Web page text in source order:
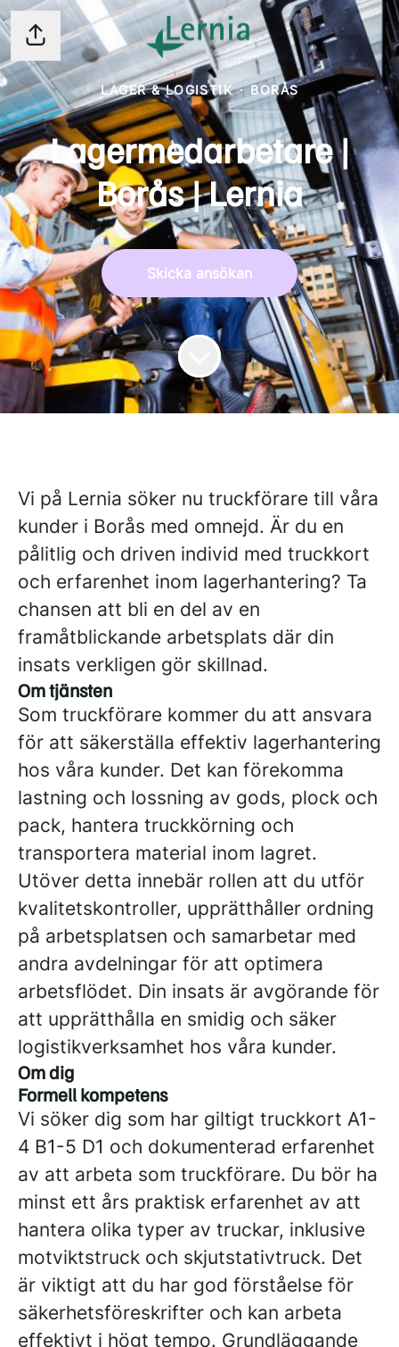
Dela sidan
LAGER & LOGISTIK · BORÅS
Lagermedarbetare |
Borås | Lernia
Skicka ansökan
Vi på Lernia söker nu truckförare till våra
kunder i Borås med omnejd. Är du en
pålitlig och driven individ med truckkort
och erfarenhet inom lagerhantering? Ta
chansen att bli en del av en
framåtblickande arbetsplats där din
insats verkligen gör skillnad.
Om tjänsten
Som truckförare kommer du att ansvara
för att säkerställa effektiv lagerhantering
hos våra kunder. Det kan förekomma
lastning och lossning av gods, plock och
pack, hantera truckkörning och
transportera material inom lagret.
Utöver detta innebär rollen att du utför
kvalitetskontroller, upprätthåller ordning
på arbetsplatsen och samarbetar med
andra avdelningar för att optimera
arbetsflödet. Din insats är avgörande för
att upprätthålla en smidig och säker
logistikverksamhet hos våra kunder.
Om dig
Formell kompetens
Vi söker dig som har giltigt truckkort A1-
4 B1-5 D1 och dokumenterad erfarenhet
av att arbeta som truckförare. Du bör ha
minst ett års praktisk erfarenhet av att
hantera olika typer av truckar, inklusive
motviktstruck och skjutstativtruck. Det
är viktigt att du har god förståelse för
säkerhetsföreskrifter och kan arbeta
effektivt i högt tempo. Grundläggande